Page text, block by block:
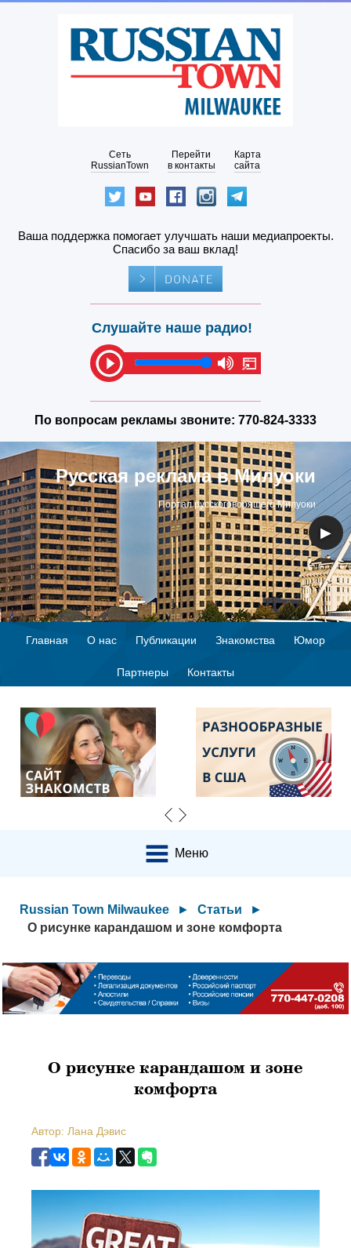
Сеть
RussianTown
Перейти
в контакты
Карта
сайта
Ваша поддержка помогает улучшать наши медиапроекты.
Спасибо за ваш вклад!
Слушайте наше радио!
По вопросам рекламы звоните: 770-824-3333
Русская реклама в Милуоки
Портал русскоговорящего Милуоки
◀ ▶
Главная О нас Публикации Знакомства Юмор
Партнеры Контакты
Меню
Russian Town Milwaukee ► Статьи
►
О рисунке карандашом и зоне комфорта
О рисунке карандашом и зоне
комфорта
Автор: Лана Дэвис